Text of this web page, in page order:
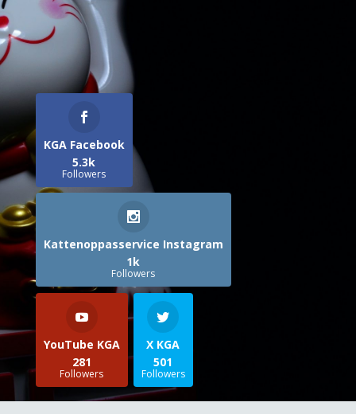
KGA Facebook
5.3k
Followers
Kattenoppasservice Instagram
1k
Followers
YouTube KGA
281
Followers
X KGA
501
Followers